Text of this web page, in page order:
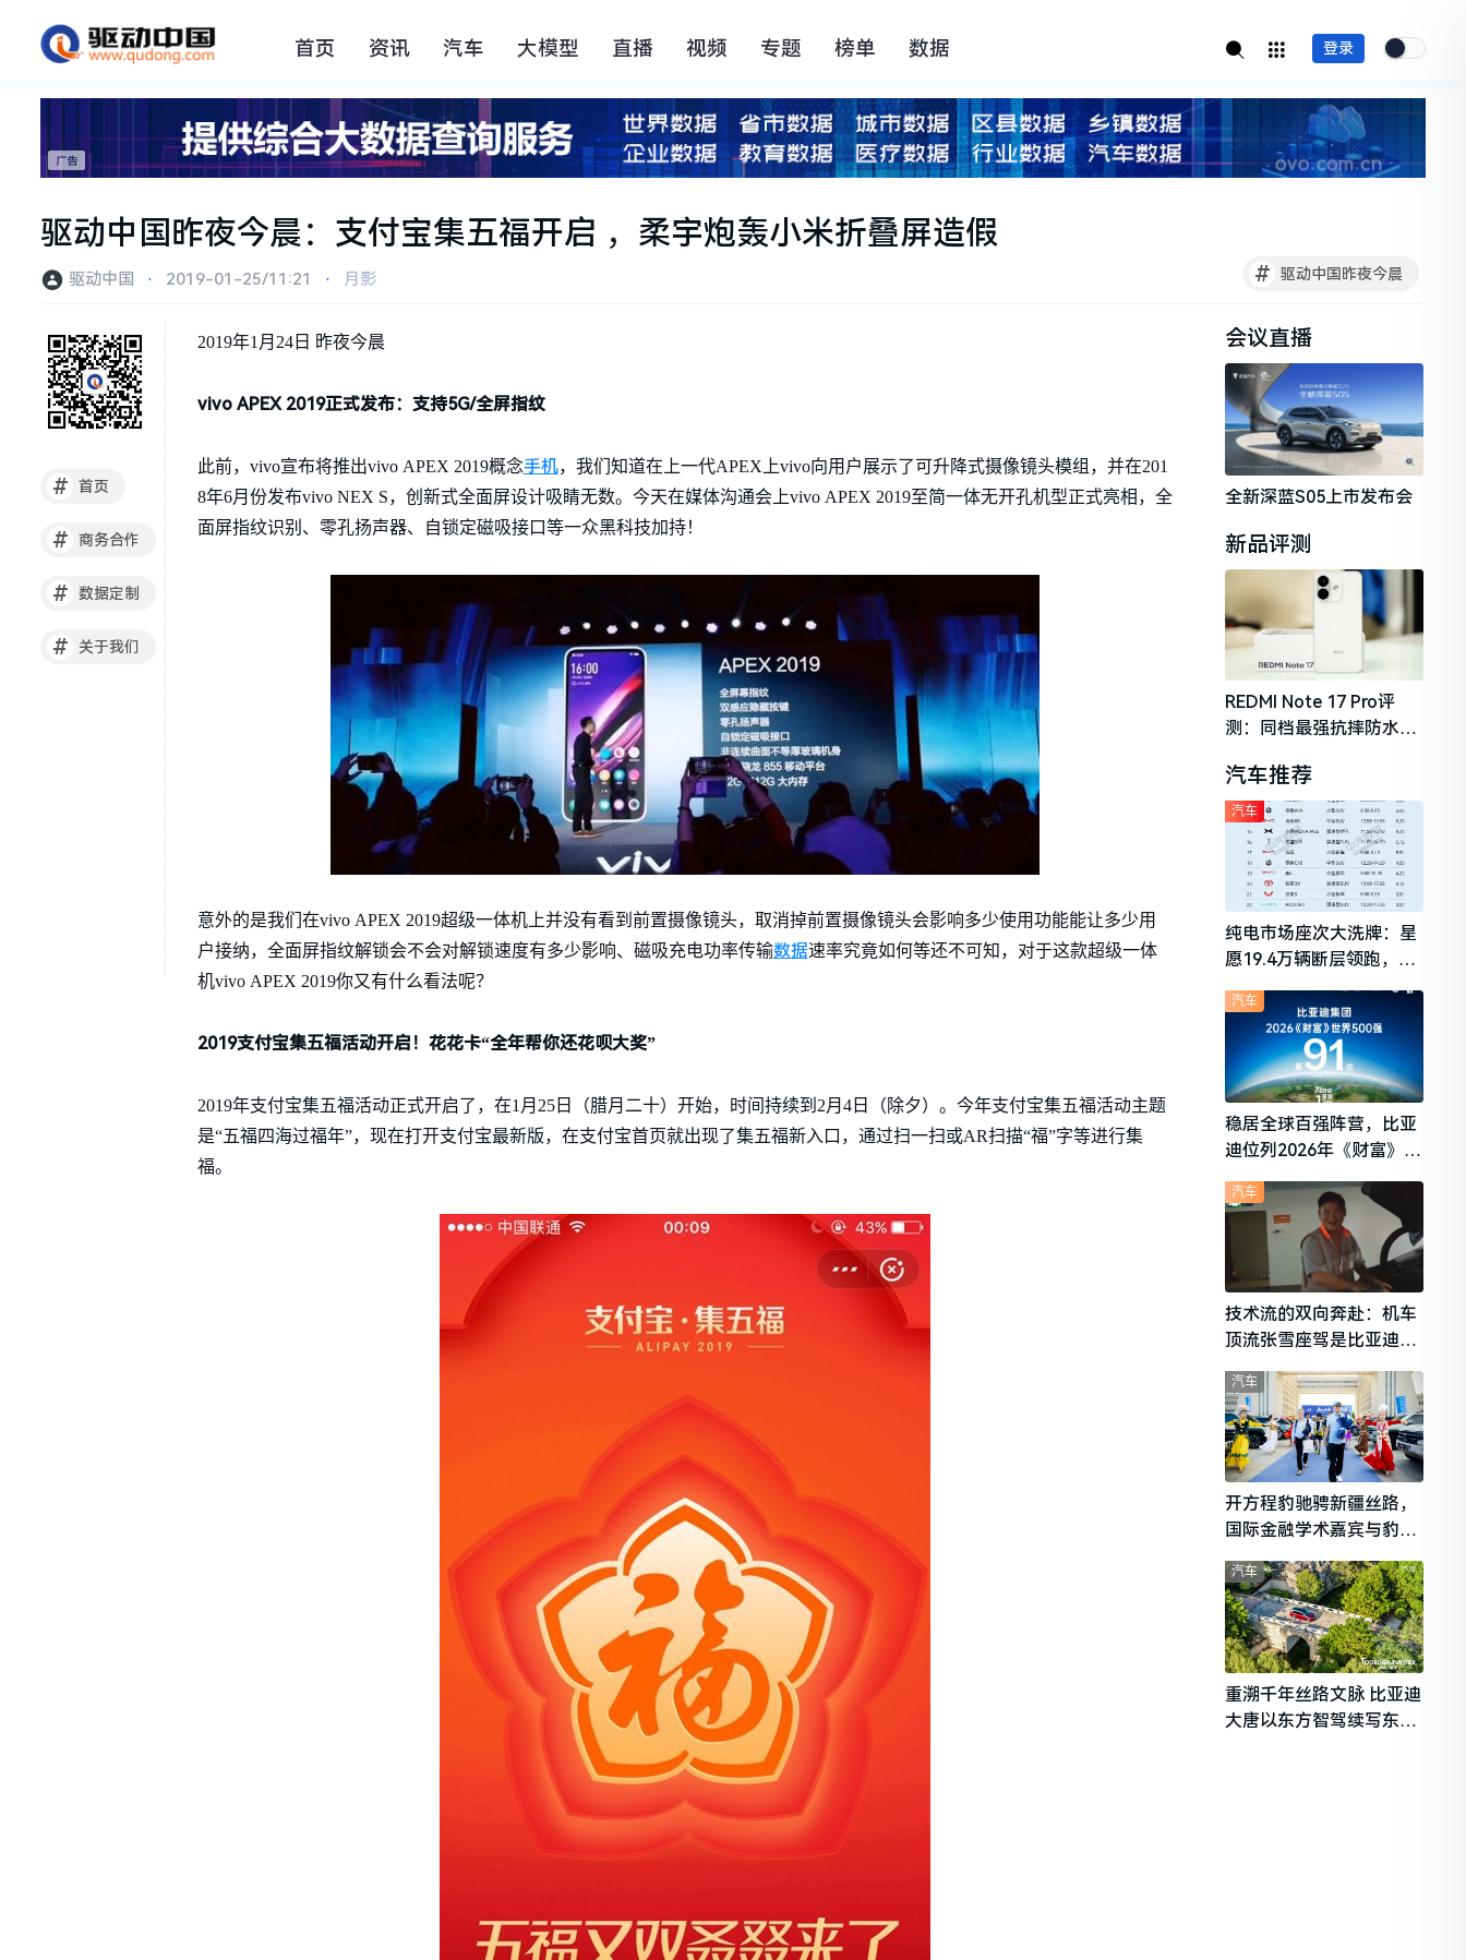
首页 资讯 汽车 大模型 直播 视频 专题 榜单 数据 登录
驱动中国昨夜今晨：支付宝集五福开启 ，柔宇炮轰小米折叠屏造假
# 驱动中国昨夜今晨
驱动中国 ⋅ 2019-01-25/11:21 ⋅ 月影
# 首页
# 商务合作
# 数据定制
# 关于我们
2019年1月24日 昨夜今晨
vivo APEX 2019正式发布：支持5G/全屏指纹
此前，vivo宣布将推出vivo APEX 2019概念手机，我们知道在上一代APEX上vivo向用户展示了可升降式摄像镜头模组，并在201
8年6月份发布vivo NEX S，创新式全面屏设计吸睛无数。今天在媒体沟通会上vivo APEX 2019至简一体无开孔机型正式亮相，全
面屏指纹识别、零孔扬声器、自锁定磁吸接口等一众黑科技加持！
意外的是我们在vivo APEX 2019超级一体机上并没有看到前置摄像镜头，取消掉前置摄像镜头会影响多少使用功能能让多少用
户接纳，全面屏指纹解锁会不会对解锁速度有多少影响、磁吸充电功率传输数据速率究竟如何等还不可知，对于这款超级一体
机vivo APEX 2019你又有什么看法呢？
2019支付宝集五福活动开启！花花卡“全年帮你还花呗大奖”
2019年支付宝集五福活动正式开启了，在1月25日（腊月二十）开始，时间持续到2月4日（除夕）。今年支付宝集五福活动主题
是“五福四海过福年”，现在打开支付宝最新版，在支付宝首页就出现了集五福新入口，通过扫一扫或AR扫描“福”字等进行集
福。
会议直播
全新深蓝S05上市发布会
新品评测
REDMI Note 17 Pro评
测：同档最强抗摔防水，
守门员
汽车推荐
纯电市场座次大洗牌：星
愿19.4万辆断层领跑，理
想i6成最强黑马
汽车
稳居全球百强阵营，比亚
迪位列2026年《财富》世
汽车
技术流的双向奔赴：机车
顶流张雪座驾是比亚迪秦
L
汽车
开方程豹驰骋新疆丝路，
国际金融学术嘉宾与豹友
共赴山海热爱
汽车
重溯千年丝路文脉 比亚迪
大唐以东方智驾续写东西
汽车